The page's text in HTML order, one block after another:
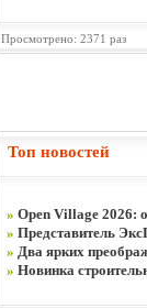
Просмотрено: 2371 раз
Топ новостей
» Open Village 2026:
» Представитель
» Два ярких
» Новинка